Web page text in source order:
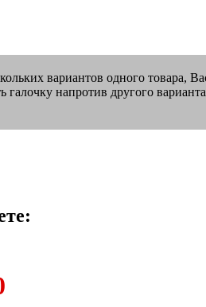
вариантов одного товара,
галочку напротив другого